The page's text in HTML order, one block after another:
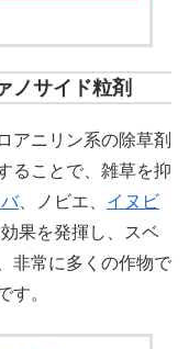
ノサイド粒剤
アニリン系の除草剤
ることで、雑草を抑
、ノビエ、 イヌビ
果を発揮し、スベ
非常に多くの作物で
す。